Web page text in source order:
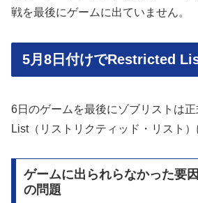
戦を最後にゲームに出ていません。
5月8日付けでRestricted
6日のゲームを最後にゾブリストは
List（リストリクティッド・リスト）
ゲームに出られらなかった要
の問題